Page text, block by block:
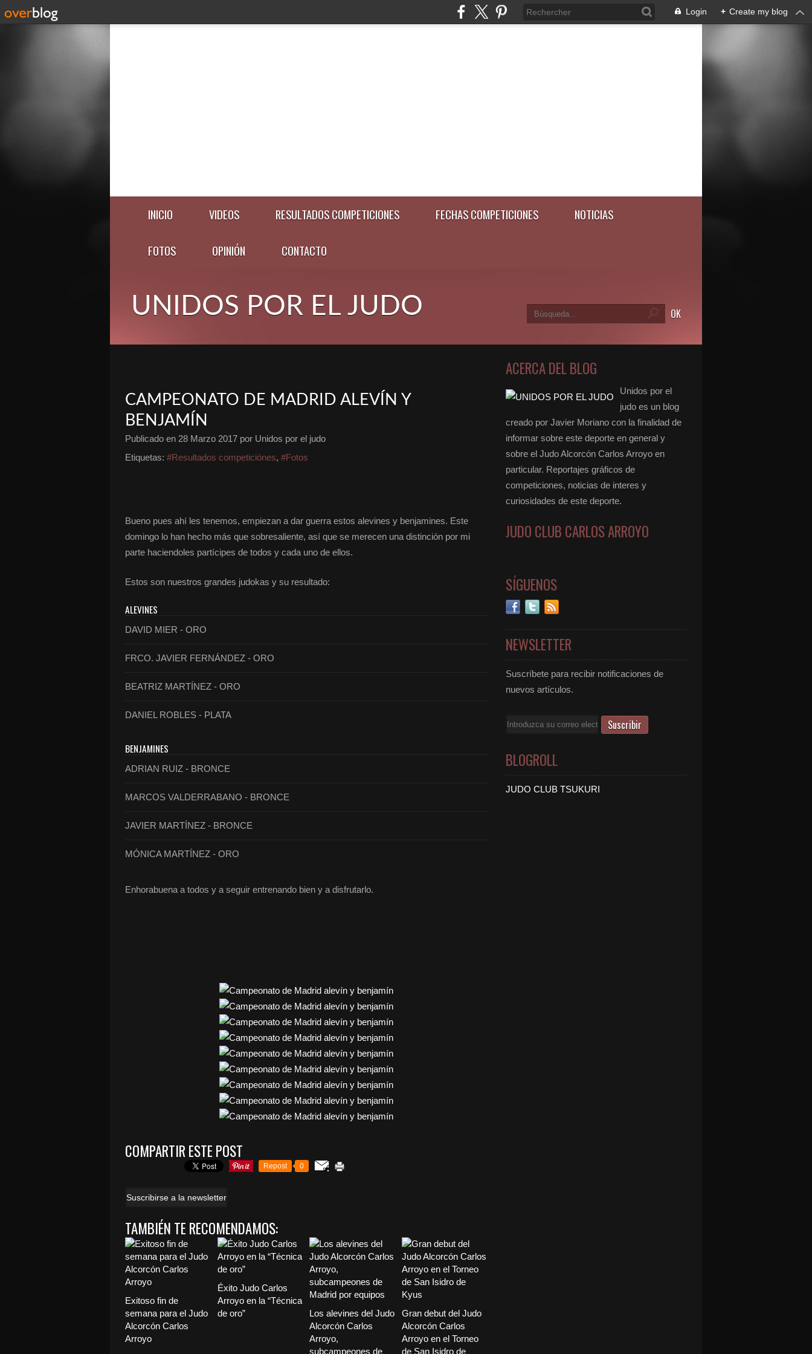
Login + Create my blog
INICIO VIDEOS RESULTADOS COMPETICIONES FECHAS COMPETICIONES NOTICIAS
FOTOS OPINIÓN CONTACTO
UNIDOS POR EL JUDO
CAMPEONATO DE MADRID ALEVÍN Y
BENJAMÍN
Publicado en 28 Marzo 2017 por Unidos por el judo
Etiquetas: #Resultados competiciónes, #Fotos
Bueno pues ahí les tenemos, empiezan a dar guerra estos alevines y benjamines. Este
domingo lo han hecho más que sobresaliente, así que se merecen una distinción por mi
parte haciendoles partícipes de todos y cada uno de ellos.
Estos son nuestros grandes judokas y su resultado:
ALEVINES
DAVID MIER - ORO
FRCO. JAVIER FERNÁNDEZ - ORO
BEATRIZ MARTÍNEZ - ORO
DANIEL ROBLES - PLATA
BENJAMINES
ADRIAN RUIZ - BRONCE
MARCOS VALDERRABANO - BRONCE
JAVIER MARTÍNEZ - BRONCE
MÓNICA MARTÍNEZ - ORO
Enhorabuena a todos y a seguir entrenando bien y a disfrutarlo.
COMPARTIR ESTE POST
Repost 0
Suscribirse a la newsletter
TAMBIÉN TE RECOMENDAMOS:
Exitoso fin de
semana para el Judo
Alcorcón Carlos
Arroyo
Éxito Judo Carlos
Arroyo en la “Técnica
de oro”
Los alevines del Judo
Alcorcón Carlos
Arroyo,
subcampeones de
Gran debut del Judo
Alcorcón Carlos
Arroyo en el Torneo
de San Isidro de
ACERCA DEL BLOG
Unidos por el
judo es un blog
creado por Javier Moriano con la finalidad de
informar sobre este deporte en general y
sobre el Judo Alcorcón Carlos Arroyo en
particular. Reportajes gráficos de
competiciones, noticias de interes y
curiosidades de este deporte.
JUDO CLUB CARLOS ARROYO
SÍGUENOS
NEWSLETTER
Suscríbete para recibir notificaciones de
nuevos artículos.
Email
BLOGROLL
JUDO CLUB TSUKURI